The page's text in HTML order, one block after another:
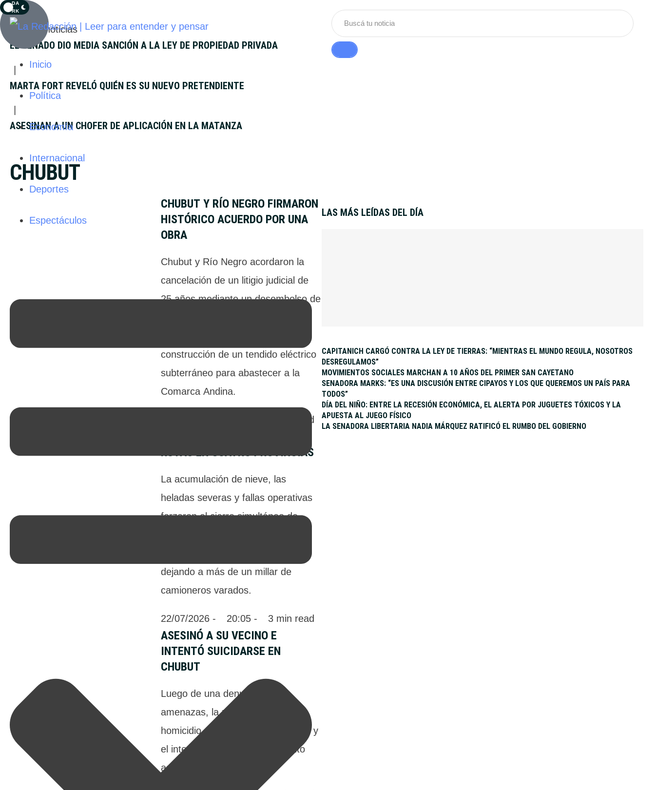
DA
RK
Inicio
Política
Economía
Internacional
Deportes
Espectáculos
Últimas noticias
EL SENADO DIO MEDIA SANCIÓN A LA LEY DE PROPIEDAD PRIVADA
MARTA FORT REVELÓ QUIÉN ES SU NUEVO PRETENDIENTE
ASESINAN A UN CHOFER DE APLICACIÓN EN LA MATANZA
CHUBUT
CHUBUT Y RÍO NEGRO FIRMARON
HISTÓRICO ACUERDO POR UNA
OBRA
Chubut y Río Negro acordaron la
cancelación de un litigio judicial de
25 años mediante un desembolso de
construcción de un tendido eléctrico
subterráneo para abastecer a la
Comarca Andina.
min read
RUTAS EN CUATRO PROVINCIAS
La acumulación de nieve, las
heladas severas y fallas operativas
forzaron el cierre simultáneo de
dejando a más de un millar de
camioneros varados.
22/07/2026 - 20:05 - 3 min read
ASESINÓ A SU VECINO E
INTENTÓ SUICIDARSE EN
CHUBUT
Luego de una denuncia por
amenazas, la policía descubrió el
homicidio de un vecino de 69 años y
el intento de suicidio del presunto
agresor en Chubut.
LAS MÁS LEÍDAS DEL DÍA
CAPITANICH CARGÓ CONTRA LA LEY DE TIERRAS: “MIENTRAS EL MUNDO REGULA, NOSOTROS
DESREGULAMOS”
MOVIMIENTOS SOCIALES MARCHAN A 10 AÑOS DEL PRIMER SAN CAYETANO
SENADORA MARKS: “ES UNA DISCUSIÓN ENTRE CIPAYOS Y LOS QUE QUEREMOS UN PAÍS PARA
TODOS”
DÍA DEL NIÑO: ENTRE LA RECESIÓN ECONÓMICA, EL ALERTA POR JUGUETES TÓXICOS Y LA
APUESTA AL JUEGO FÍSICO
LA SENADORA LIBERTARIA NADIA MÁRQUEZ RATIFICÓ EL RUMBO DEL GOBIERNO